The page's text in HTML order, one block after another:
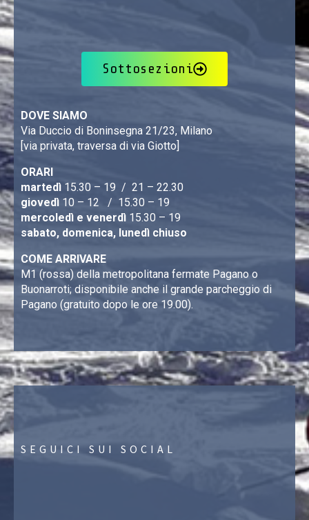
Sottosezioni
DOVE SIAMO
Via Duccio di Boninsegna 21/23, Milano
[via privata, traversa di via Giotto]
ORARI
martedì 15.30 – 19 / 21 – 22.30
giovedì 10 – 12 / 15.30 – 19
mercoledì e venerdì 15.30 – 19
sabato, domenica, lunedì chiuso
COME ARRIVARE
M1 (rossa) della metropolitana fermate Pagano o
Buonarroti; disponibile anche il grande parcheggio di
Pagano (gratuito dopo le ore 19.00).
SEGUICI SUI SOCIAL